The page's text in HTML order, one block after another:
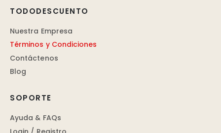
TODODESCUENTO
Nuestra Empresa
Términos y Condiciones
Contáctenos
Blog
SOPORTE
Ayuda & FAQs